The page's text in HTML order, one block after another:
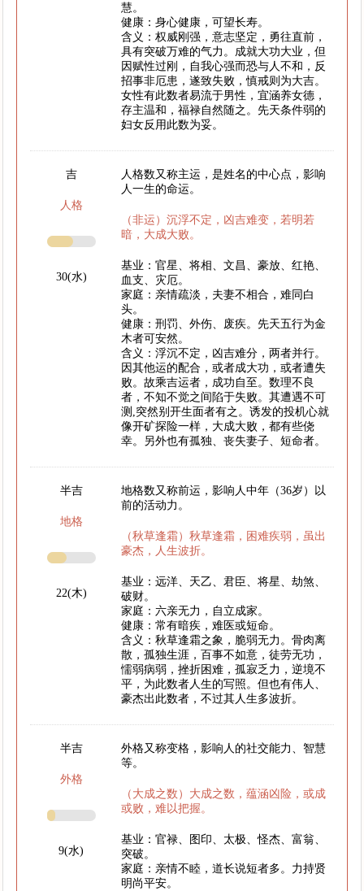
慧。
健康：身心健康，可望长寿。
含义：权威刚强，意志坚定，勇往直前，
具有突破万难的气力。成就大功大业，但
因赋性过刚，自我心强而恐与人不和，反
招事非厄患，遂致失败，慎戒则为大吉。
女性有此数者易流于男性，宜涵养女德，
存主温和，福禄自然随之。先天条件弱的
妇女反用此数为妥。
吉
人格
30(水)
人格数又称主运，是姓名的中心点，影响
人一生的命运。
（非运）沉浮不定，凶吉难变，若明若
暗，大成大败。
基业：官星、将相、文昌、豪放、红艳、
血支、灾厄。
家庭：亲情疏淡，夫妻不相合，难同白
头。
健康：刑罚、外伤、废疾。先天五行为金
木者可安然。
含义：浮沉不定，凶吉难分，两者并行。
因其他运的配合，或者成大功，或者遭失
败。故乘吉运者，成功自至。数理不良
者，不知不觉之间陷于失败。其遭遇不可
测,突然别开生面者有之。诱发的投机心就
像开矿探险一样，大成大败，都有些侥
幸。另外也有孤独、丧失妻子、短命者。
半吉
地格
22(木)
地格数又称前运，影响人中年（36岁）以
前的活动力。
（秋草逢霜）秋草逢霜，困难疾弱，虽出
豪杰，人生波折。
基业：远洋、天乙、君臣、将星、劫煞、
破财。
家庭：六亲无力，自立成家。
健康：常有暗疾，难医或短命。
含义：秋草逢霜之象，脆弱无力。骨肉离
散，孤独生涯，百事不如意，徒劳无功，
懦弱病弱，挫折困难，孤寂乏力，逆境不
平，为此数者人生的写照。但也有伟人、
豪杰出此数者，不过其人生多波折。
半吉
外格
9(水)
外格又称变格，影响人的社交能力、智慧
等。
（大成之数）大成之数，蕴涵凶险，或成
或败，难以把握。
基业：官禄、图印、太极、怪杰、富翁、
突破。
家庭：亲情不睦，道长说短者多。力持贤
明尚平安。